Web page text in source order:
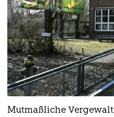
Mutmaßliche